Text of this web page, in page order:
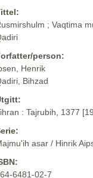
; Vaqtima
person:
Henrik
Bihzad
: Tajrubih, 1377
asar / Hinrik
6481-02-7